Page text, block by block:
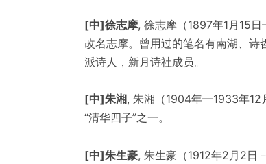
[中]徐志摩, 徐志摩（1897年1月15
改名志摩。曾用过的笔名有南湖、诗
派诗人，新月诗社成员。
[中]朱湘, 朱湘（1904年—1933年12
“清华四子”之一。
[中]朱生豪, 朱生豪（1912年2月2日